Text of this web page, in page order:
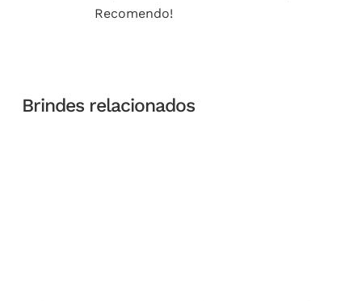
Recomendo!
Brindes relacionados